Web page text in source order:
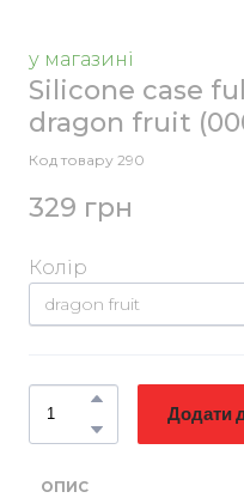
у магазині
Silicone case
dragon fruit
Код товару 290
329 грн
Колір
Додати
ОПИС